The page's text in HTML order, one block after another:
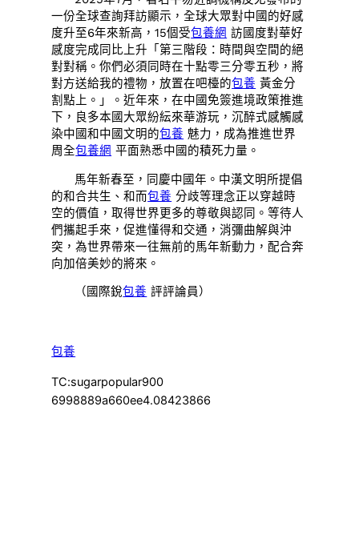
一份全球查詢拜訪顯示，全球大眾對中國的好感
度升至6年來新高，15個受包養網 訪國度對華好
感度完成同比上升「第三階段：時間與空間的絕
對對稱。你們必須同時在十點零三分零五秒，將
對方送給我的禮物，放置在吧檯的包養 黃金分
割點上。」。近年來，在中國免簽進境政策推進
下，良多本國大眾紛紜來華游玩，沉醉式感觸感
染中國和中國文明的包養 魅力，成為推進世界
周全包養網 平面熟悉中國的積死力量。
馬年新春至，同慶中國年。中漢文明所提倡
的和合共生、和而包養 分歧等理念正以穿越時
空的價值，取得世界更多的尊敬與認同。等待人
們攜起手來，促進懂得和交通，消彌曲解與沖
突，為世界帶來一往無前的馬年新動力，配合奔
向加倍美妙的將來。
（國際銳包養 評評論員）
包養
TC:sugarpopular900
6998889a660ee4.08423866